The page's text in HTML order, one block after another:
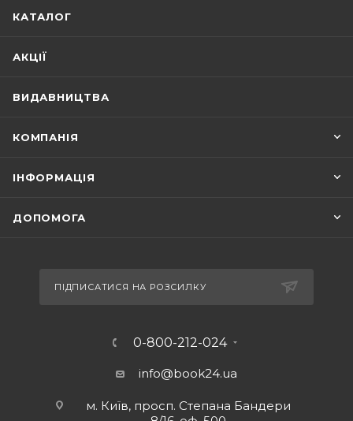
КАТАЛОГ
АКЦІЇ
ВИДАВНИЦТВА
КОМПАНІЯ
ІНФОРМАЦІЯ
ДОПОМОГА
ПІДПИСАТИСЯ НА РОЗСИЛКУ
0-800-212-024
info@book24.ua
м. Київ, просп. Степана Бандери